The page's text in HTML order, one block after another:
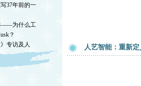
37年前的一
——为什么工
？
专访及人
人艺智能：重新